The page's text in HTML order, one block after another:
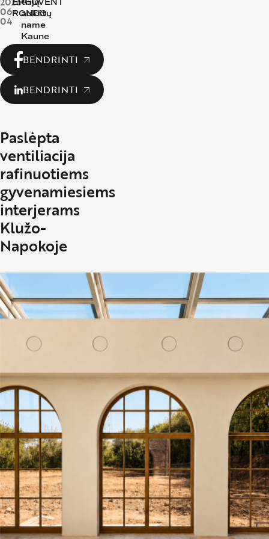
06-
04
BENDRINTI
BENDRINTI
Paslėpta
ventiliacija
rafinuotiems
gyvenamiesiems
interjerams
Klužo-
Napokoje
ERGOVENT
RONDO
trijų
aukštų
name
Kaune